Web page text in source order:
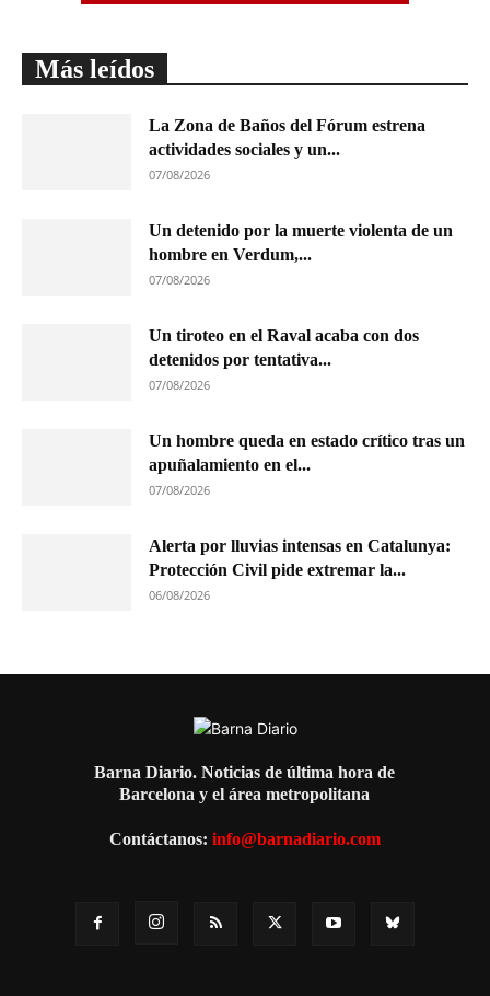
Más leídos
La Zona de Baños del Fórum estrena
actividades sociales y un...
07/08/2026
Un detenido por la muerte violenta de un
hombre en Verdum,...
07/08/2026
Un tiroteo en el Raval acaba con dos
detenidos por tentativa...
07/08/2026
Un hombre queda en estado crítico tras un
apuñalamiento en el...
07/08/2026
Alerta por lluvias intensas en Catalunya:
Protección Civil pide extremar la...
06/08/2026
Barna Diario. Noticias de última hora de
Barcelona y el área metropolitana
Contáctanos: info@barnadiario.com